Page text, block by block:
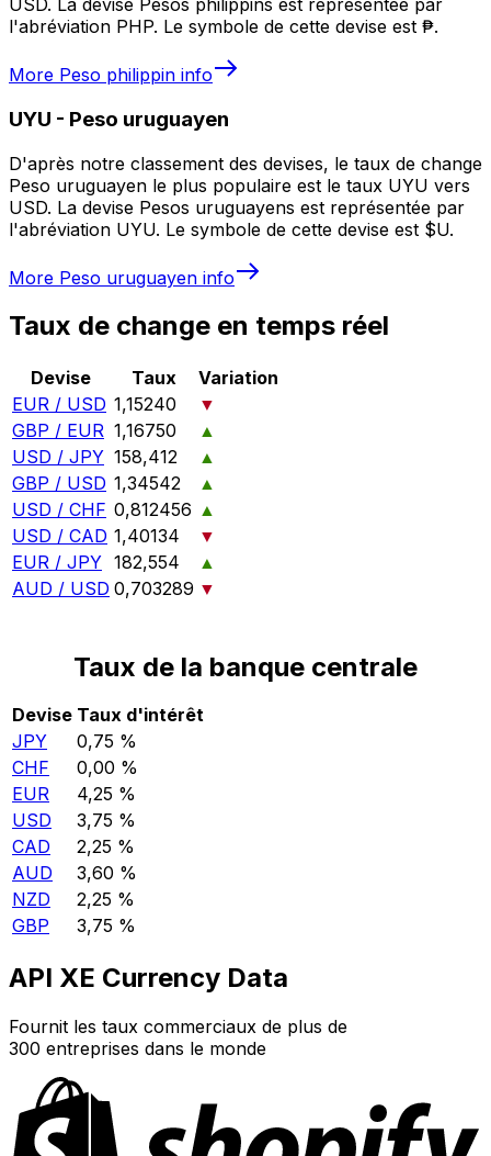
USD. La devise Pesos philippins est représentée par
l'abréviation PHP. Le symbole de cette devise est ₱.
More Peso philippin info
UYU - Peso uruguayen
D'après notre classement des devises, le taux de change
Peso uruguayen le plus populaire est le taux UYU vers
USD. La devise Pesos uruguayens est représentée par
l'abréviation UYU. Le symbole de cette devise est $U.
More Peso uruguayen info
Taux de change en temps réel
Devise Taux
Variation
EUR / USD 1,15240
▼
GBP / EUR 1,16750
▲
USD / JPY 158,412
▲
GBP / USD 1,34542
▲
USD / CHF 0,812456 ▲
USD / CAD 1,40134
▼
EUR / JPY 182,554
▲
AUD / USD 0,703289 ▼
Taux de la banque centrale
Devise Taux d'intérêt
JPY
0,75 %
CHF
0,00 %
EUR
4,25 %
USD
3,75 %
CAD
2,25 %
AUD
3,60 %
NZD
2,25 %
GBP
3,75 %
API XE Currency Data
Fournit les taux commerciaux de plus de
300 entreprises dans le monde